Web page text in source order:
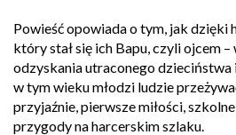
Powieść opowiada o tym, jak dzięki
który stał się ich Bapu, czyli ojcem
odzyskania utraconego dzieciństwa
w tym wieku młodzi ludzie
przyjaźnie, pierwsze miłości,
przygody na harcerskim szlaku.